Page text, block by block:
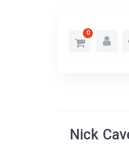
0
Nick